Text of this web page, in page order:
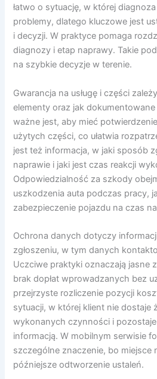
łatwo o sytuację, w której
problemy, dlatego kluczowe jest
i decyzji. W praktyce pomaga
diagnozy i etap naprawy. Takie
na szybkie decyzje w terenie.
Gwarancja na usługę i części
elementy oraz jak dokumentowane
ważne jest, aby mieć
użytych części, co ułatwia
jest też informacja, w jaki sposób
naprawie i jaki jest czas reakcji
Odpowiedzialność za szkody
uszkodzenia auta podczas pracy,
zabezpieczenie pojazdu na czas
Ochrona danych dotyczy
zgłoszeniu, w tym danych
Uczciwe praktyki oznaczają jasne
brak dopłat wprowadzanych bez
przejrzyste rozliczenie pozycji
sytuacji, w której klient nie dostaje
wykonanych czynności i pozostaje
informacją. W mobilnym serwisie
szczególne znaczenie, bo miejsce
późniejsze odtworzenie ustaleń.